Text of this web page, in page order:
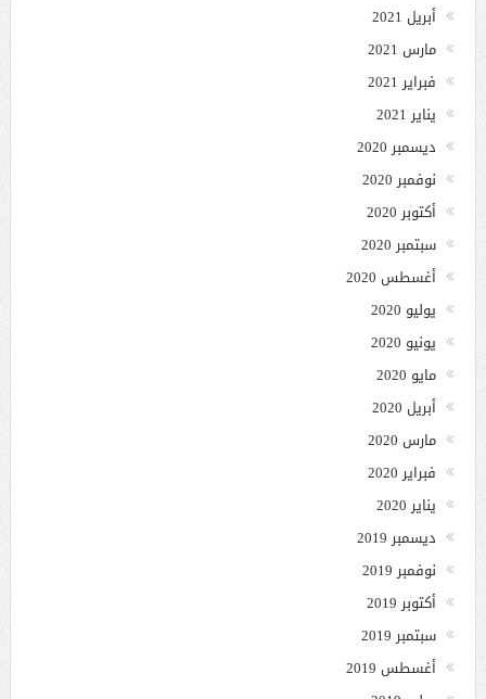
أبريل 2021
مارس 2021
فبراير 2021
يناير 2021
ديسمبر 2020
نوفمبر 2020
أكتوبر 2020
سبتمبر 2020
أغسطس 2020
يوليو 2020
يونيو 2020
مايو 2020
أبريل 2020
مارس 2020
فبراير 2020
يناير 2020
ديسمبر 2019
نوفمبر 2019
أكتوبر 2019
سبتمبر 2019
أغسطس 2019